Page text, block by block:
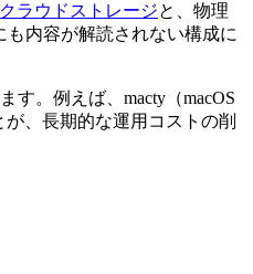
クラウドストレージと、物理
内容が解読されない構成に
す。例えば、macty（macOS
、長期的な運用コストの削